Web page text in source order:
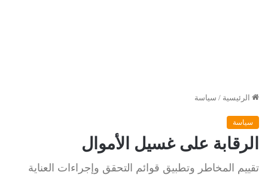
الرئيسية / سياسة
سياسة
الرقابة على غسيل الأموال
تقييم المخاطر وتطبيق قوائم التحقق وإجراءات العناية